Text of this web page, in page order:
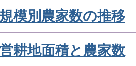
模別農家数の推移
耕地面積と農家数